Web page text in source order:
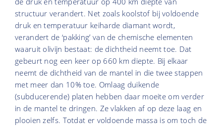
structuur verandert. Net zoals koolstof bij voldoende
druk en temperatuur keiharde diamant wordt,
verandert de ‘pakking’ van de chemische elementen
waaruit olivijn bestaat: de dichtheid neemt toe. Dat
gebeurt nog een keer op 660 km diepte. Bij elkaar
neemt de dichtheid van de mantel in die twee stappen
met meer dan 10% toe. Omlaag duikende
(subducerende) platen hebben daar moeite om verder
in de mantel te dringen. Ze vlakken af op deze laag en
plooien zelfs. Totdat er voldoende massa is om toch de